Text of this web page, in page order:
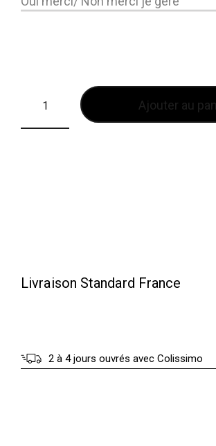
Ajouter au
Livraison Standard France
2 à 4 jours ouvrés avec Colissimo